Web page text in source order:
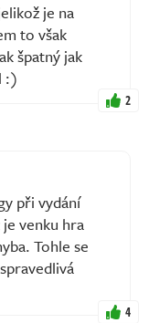
je na
to však
špatný jak
:)
2
při vydání
venku hra
Tohle se
4